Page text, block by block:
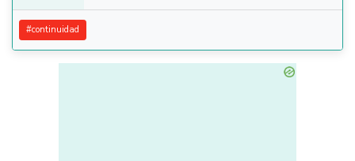
#continuidad